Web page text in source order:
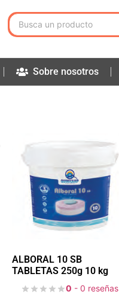
Sobre nosotros
ALBORAL 10 SB
TABLETAS 250g 10 kg
0 - 0 reseñas